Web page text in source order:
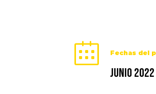
Fechas del
JUNIO